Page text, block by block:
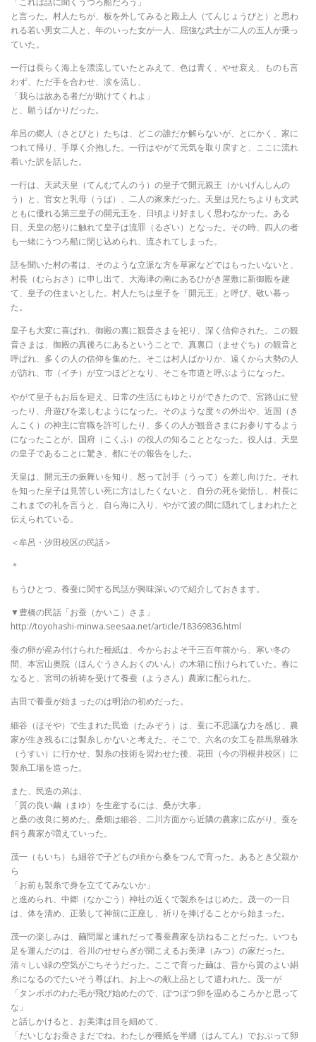
と言った。村人たちが、板を外してみると殿上人（てんじょうびと）と思わ
れる若い男女二人と、年のいった女が一人、屈強な武士が二人の五人が乗っ
ていた。
一行は長らく海上を漂流していたとみえて、色は青く、やせ衰え、ものも言
わず、ただ手を合わせ、涙を流し、
「我らは故ある者だが助けてくれよ」
と、願うばかりだった。
牟呂の郷人（さとびと）たちは、どこの誰だか解らないが、とにかく、家に
つれて帰り、手厚く介抱した。一行はやがて元気を取り戻すと、ここに流れ
着いた訳を話した。
一行は、天武天皇（てんむてんのう）の皇子で開元親王（かいげんしんの
う）と、官女と乳母（うば）、二人の家来だった。天皇は兄たちよりも文武
ともに優れる第三皇子の開元王を、日頃より好ましく思わなかった。ある
日、天皇の怒りに触れて皇子は流罪（るざい）となった。その時、四人の者
も一緒にうつろ船に閉じ込められ、流されてしまった。
話を聞いた村の者は、そのような立派な方を草家などではもったいないと、
村長（むらおさ）に申し出て、大海津の南にあるひがき屋敷に新御殿を建
て、皇子の住まいとした。村人たちは皇子を「開元王」と呼び、敬い慕っ
た。
皇子も大変に喜ばれ、御殿の裏に観音さまを祀り、深く信仰された。この観
音さまは、御殿の真後ろにあるということで、真裏口（ませぐち）の観音と
呼ばれ、多くの人の信仰を集めた。そこは村人ばかりか、遠くから大勢の人
が訪れ、市（イチ）が立つほどとなり、そこを市道と呼ぶようになった。
やがて皇子もお后を迎え、日常の生活にもゆとりができたので、宮路山に登
ったり、舟遊びを楽しむようになった。そのような度々の外出や、近国（き
んこく）の神主に官職を許可したり、多くの人が観音さまにお参りするよう
になったことが、国府（こくふ）の役人の知ることとなった。役人は、天皇
の皇子であることに驚き、都にその報告をした。
天皇は、開元王の振舞いを知り、怒って討手（うって）を差し向けた。それ
を知った皇子は見苦しい死に方はしたくないと、自分の死を覚悟し、村長に
これまでの礼を言うと、自ら海に入り、やがて波の間に隠れてしまわれたと
伝えられている。
＜牟呂・汐田校区の民話＞
＊
もうひとつ、養蚕に関する民話が興味深いので紹介しておきます。
▼豊橋の民話「お蚕（かいこ）さま」
http://toyohashi-minwa.seesaa.net/article/18369836.html
蚕の卵が産み付けられた種紙は、今からおよそ千三百年前から、寒い冬の
間、本宮山奥院（ほんぐうさんおくのいん）の木箱に預けられていた。春に
なると、宮司の祈祷を受けて養蚕（ようさん）農家に配られた。
吉田で養蚕が始まったのは明治の初めだった。
細谷（ほそや）で生まれた民造（たみぞう）は、蚕に不思議な力を感じ、農
家が生き残るには製糸しかないと考えた。そこで、六名の女工を群馬県碓氷
（うすい）に行かせ、製糸の技術を習わせた後、花田（今の羽根井校区）に
製糸工場を造った。
また、民造の弟は、
「質の良い繭（まゆ）を生産するには、桑が大事」
と桑の改良に努めた。桑畑は細谷、二川方面から近隣の農家に広がり、蚕を
飼う農家が増えていった。
茂一（もいち）も細谷で子どもの頃から桑をつんで育った。あるとき父親か
ら
「お前も製糸で身を立ててみないか」
と進められ、中郷（なかごう）神社の近くで製糸をはじめた。茂一の一日
は、体を清め、正装して神前に正座し、祈りを捧げることから始まった。
茂一の楽しみは、繭問屋と連れだって養蚕農家を訪ねることだった。いつも
足を運んだのは、谷川のせせらぎが聞こえるお美津（みつ）の家だった。
清々しい緑の空気がごちそうだった。ここで育った繭は、昔から質のよい絹
糸になるのでたいそう尊ばれ、お上への献上品として遣われた。茂一が
「タンポポのわた毛が飛び始めたので、ぼつぼつ卵を温めるころかと思って
な」
と話しかけると、お美津は目を細めて、
「だいじなお蚕さまだでね。わたしが種紙を半纏（はんてん）でおぶって卵